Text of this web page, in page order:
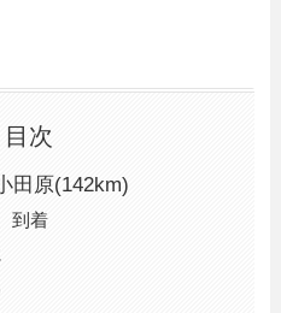
目次
田原(142km)
到着